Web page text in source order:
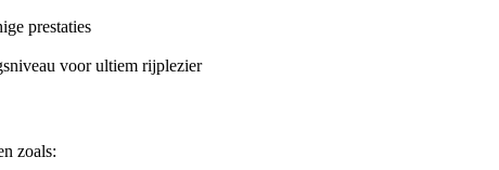
prestaties
voor ultiem rijplezier
zoals: